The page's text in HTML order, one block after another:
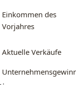
Einkommen des
Vorjahres
Aktuelle Verkäufe